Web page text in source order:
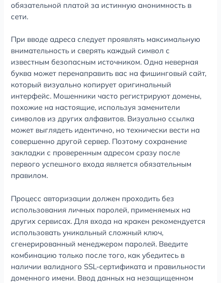
обязательной платой за истинную анонимность в
сети.
При вводе адреса следует проявлять максимальную
внимательность и сверять каждый символ с
известным безопасным источником. Одна неверная
буква может перенаправить вас на фишинговый сайт,
который визуально копирует оригинальный
интерфейс. Мошенники часто регистрируют домены,
похожие на настоящие, используя заменители
символов из других алфавитов. Визуально ссылка
может выглядеть идентично, но технически вести на
совершенно другой сервер. Поэтому сохранение
закладки с проверенным адресом сразу после
первого успешного входа является обязательным
правилом.
Процесс авторизации должен проходить без
использования личных паролей, применяемых на
других сервисах. Для входа на кракен рекомендуется
использовать уникальный сложный ключ,
сгенерированный менеджером паролей. Введите
комбинацию только после того, как убедитесь в
наличии валидного SSL-сертификата и правильности
доменного имени. Ввод данных на незащищенном